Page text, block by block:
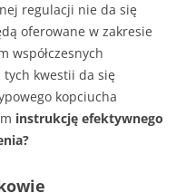
regulacji nie da się
oferowane w zakresie
współczesnych
tych kwestii da się
kopciucha
instrukcję efektywnego